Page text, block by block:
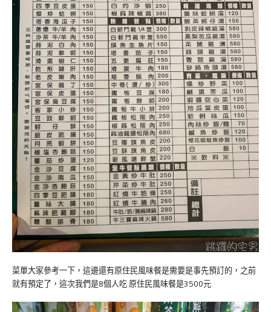
菜單大家參考一下，這邊還有原住民風味餐是需要是事先預訂的，之前
就有預定了，這次我們是8個人吃 原住民風味餐是3500元